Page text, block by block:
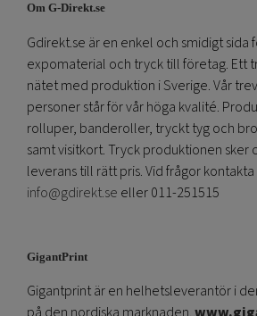
Om G-Direkt.se
Gdirekt.se är en enkel och smidigt sida
expomaterial och tryck till företag. Ett
nätet med produktion i Sverige. Vår
personer står för vår höga kvalité.
rolluper, banderoller, tryckt tyg och
samt visitkort. Tryck produktionen sker
leverans till rätt pris. Vid frågor kontakta
info@gdirekt.se eller 011-251515
GigantPrint
Gigantprint är en helhetsleverantör i